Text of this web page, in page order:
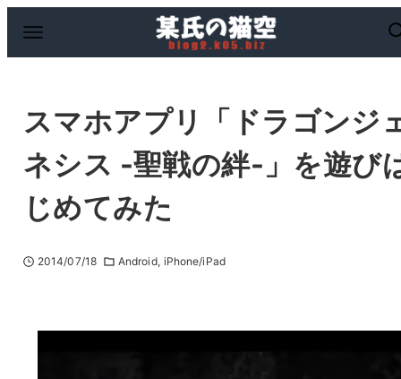
スマホアプリ「ドラゴンジ
ネシス -聖戦の絆-」を遊び
じめてみた
2014/07/18 Android iPhone/iPad